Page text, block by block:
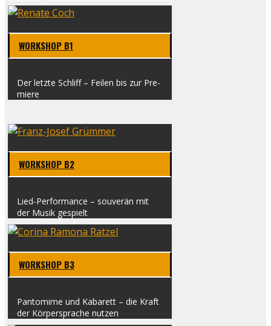
WORK­SHOP B1
Der letz­te Schliff – Fei­len bis zur Pre­
mie­re
WORK­SHOP B2
Lied-Per­­for­­mance – sou­ve­rän mit
der Musik gespielt
WORK­SHOP B3
Pan­to­mi­me und Kaba­rett – die Kraft
der Kör­per­spra­che nut­zen